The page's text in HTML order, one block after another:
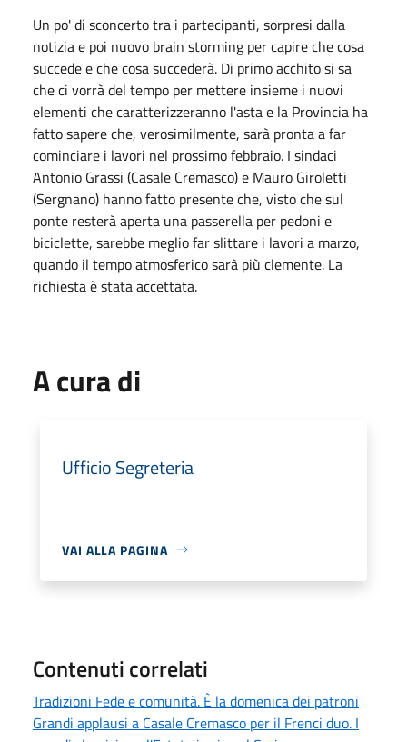
Un po' di sconcerto tra i partecipanti, sorpresi dalla
notizia e poi nuovo brain storming per capire che cosa
succede e che cosa succederà. Di primo acchito si sa
che ci vorrà del tempo per mettere insieme i nuovi
elementi che caratterizzeranno l'asta e la Provincia ha
fatto sapere che, verosimilmente, sarà pronta a far
cominciare i lavori nel prossimo febbraio. I sindaci
Antonio Grassi (Casale Cremasco) e Mauro Giroletti
(Sergnano) hanno fatto presente che, visto che sul
ponte resterà aperta una passerella per pedoni e
biciclette, sarebbe meglio far slittare i lavori a marzo,
quando il tempo atmosferico sarà più clemente. La
richiesta è stata accettata.
A cura di
Ufficio Segreteria
VAI ALLA PAGINA
Contenuti correlati
Tradizioni Fede e comunità. È la domenica dei patroni
Grandi applausi a Casale Cremasco per il Frenci duo. I